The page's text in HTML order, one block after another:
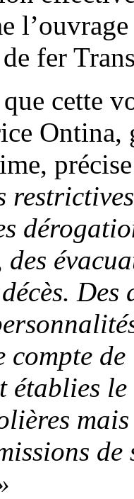
fer
cette
Ontina,
des
établies